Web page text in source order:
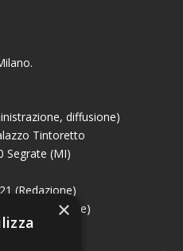
diffusione)
Tintoretto
Segrate (MI)
(Redazione)
(Commerciale)
×